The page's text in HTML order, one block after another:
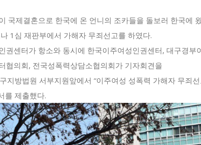
국제결혼으로 한국에 온 언니의 조카들을 돌보러 한국에
1심 재판부에서 가해자 무죄선고를 하였다.
권센터가 항소와 동시에 한국이주여성인권센터, 대구경부
협의회, 전국성폭력상담소협의회가 기자회견을
지방법원 서부지원앞에서 “이주여성 성폭력 가해자 무죄
를 제출했다.